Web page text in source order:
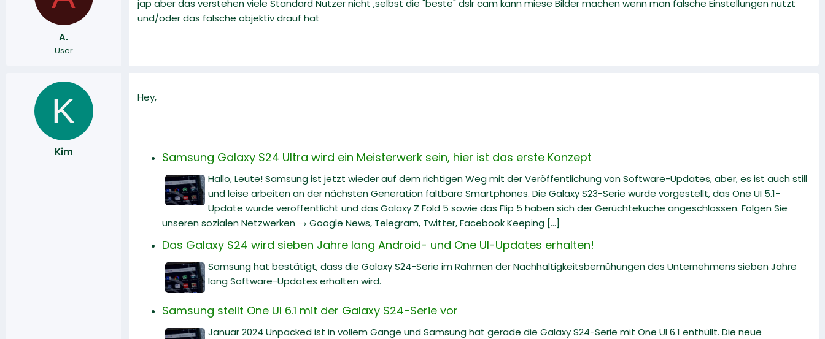
a
A.
User
jap aber das verstehen viele Standard Nutzer nicht ,selbst die "beste" dslr cam kann miese Bilder machen wenn man falsche Einstellungen nutzt
und/oder das falsche objektiv drauf hat
K
Kim
Hey,
Samsung Galaxy S24 Ultra wird ein Meisterwerk sein, hier ist das erste Konzept
Hallo, Leute! Samsung ist jetzt wieder auf dem richtigen Weg mit der Veröffentlichung von Software-Updates, aber, es ist auch still
und leise arbeiten an der nächsten Generation faltbare Smartphones. Die Galaxy S23-Serie wurde vorgestellt, das One UI 5.1-
Update wurde veröffentlicht und das Galaxy Z Fold 5 sowie das Flip 5 haben sich der Gerüchteküche angeschlossen. Folgen Sie
unseren sozialen Netzwerken → Google News, Telegram, Twitter, Facebook Keeping [...]
Das Galaxy S24 wird sieben Jahre lang Android- und One UI-Updates erhalten!
Samsung hat bestätigt, dass die Galaxy S24-Serie im Rahmen der Nachhaltigkeitsbemühungen des Unternehmens sieben Jahre
lang Software-Updates erhalten wird.
Samsung stellt One UI 6.1 mit der Galaxy S24-Serie vor
Januar 2024 Unpacked ist in vollem Gange und Samsung hat gerade die Galaxy S24-Serie mit One UI 6.1 enthüllt. Die neue